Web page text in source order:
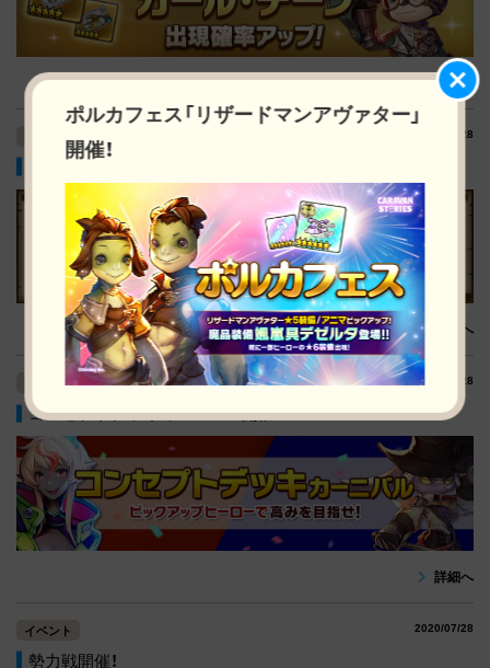
詳細へ
イベント 2020/07/28
期間限定ショップに新たなラインナップを追加！
詳細へ
イベント 2020/07/28
コンセプトデッキカーニバル開催
詳細へ
イベント 2020/07/28
勢力戦開催！
ポルカフェス「リザードマンアヴァター」
開催！